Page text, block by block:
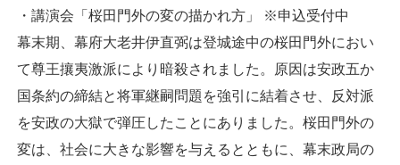
・講演会「桜田門外の変の描かれ方」 ※申込受付中
幕末期、幕府大老井伊直弼は登城途中の桜田門外におい
て尊王攘夷激派により暗殺されました。原因は安政五か
国条約の締結と将軍継嗣問題を強引に結着させ、反対派
を安政の大獄で弾圧したことにありました。桜田門外の
変は、社会に大きな影響を与えるとともに、幕末政局の